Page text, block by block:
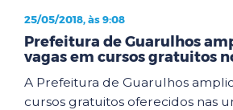
25/05/2018, às 9:08
Prefeitura de Guarulhos
vagas em cursos gratuitos
A Prefeitura de Guarulhos
cursos gratuitos oferecidos nas